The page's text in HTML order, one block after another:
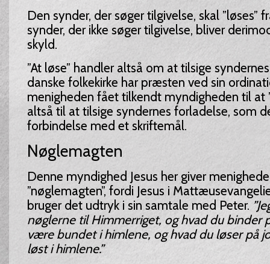
Den synder, der søger tilgivelse, skal ”løses”
synder, der ikke søger tilgivelse, bliver
skyld.
”At løse” handler altså om at tilsige
danske folkekirke har præsten ved sin
menigheden fået tilkendt myndigheden til at
altså til at tilsige syndernes forladelse, som
forbindelse med et skriftemål.
Nøglemagten
Denne myndighed Jesus her giver
”nøglemagten”, fordi Jesus i
bruger det udtryk i sin samtale med Peter.
nøglerne til Himmerriget, og hvad du binder
være bundet i himlene, og hvad du løser på
løst i himlene.”